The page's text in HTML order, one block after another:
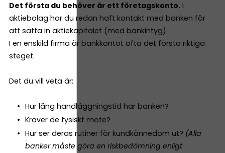
Det första du behöver är ett företagskonto. I
aktiebolag har du redan haft kontakt med banken för
att sätta in aktiekapitalet (med bankintyg).
I en enskild firma är bankkontot ofta det första riktiga
steget.
Det du vill veta är:
Hur lång handläggningstid har banken?
Kräver de fysiskt möte?
Hur ser deras rutiner för kundkännedom ut? (Alla
banker måste göra en riskbedömning enligt